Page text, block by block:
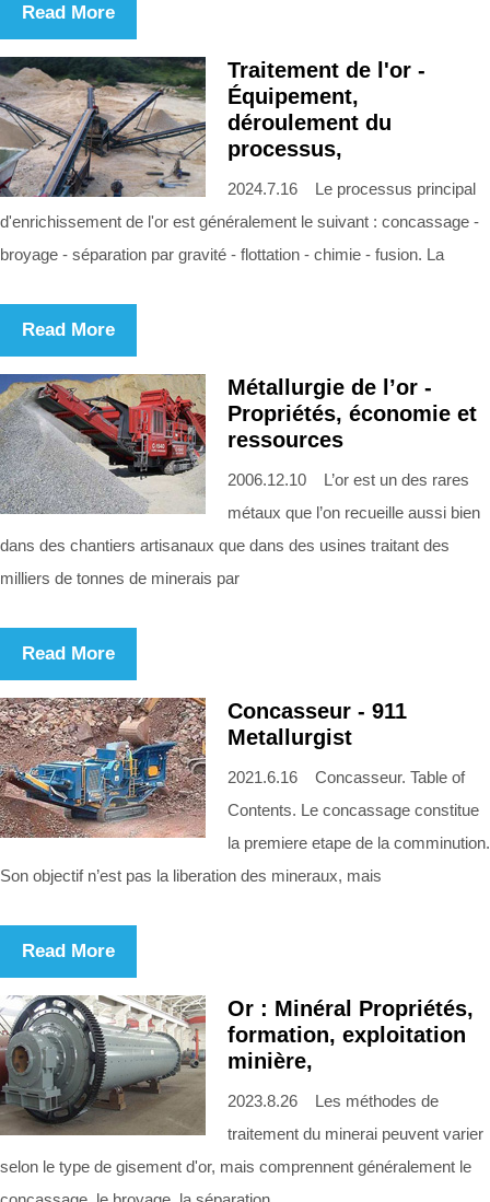
Read More
Traitement de l'or -
Équipement,
déroulement du
processus,
2024.7.16 Le processus principal
d'enrichissement de l'or est généralement le suivant : concassage -
broyage - séparation par gravité - flottation - chimie - fusion. La
Read More
Métallurgie de l’or -
Propriétés, économie et
ressources
2006.12.10 L’or est un des rares
métaux que l’on recueille aussi bien
dans des chantiers artisanaux que dans des usines traitant des
milliers de tonnes de minerais par
Read More
Concasseur - 911
Metallurgist
2021.6.16 Concasseur. Table of
Contents. Le concassage constitue
la premiere etape de la comminution.
Son objectif n’est pas la liberation des mineraux, mais
Read More
Or : Minéral Propriétés,
formation, exploitation
minière,
2023.8.26 Les méthodes de
traitement du minerai peuvent varier
selon le type de gisement d'or, mais comprennent généralement le